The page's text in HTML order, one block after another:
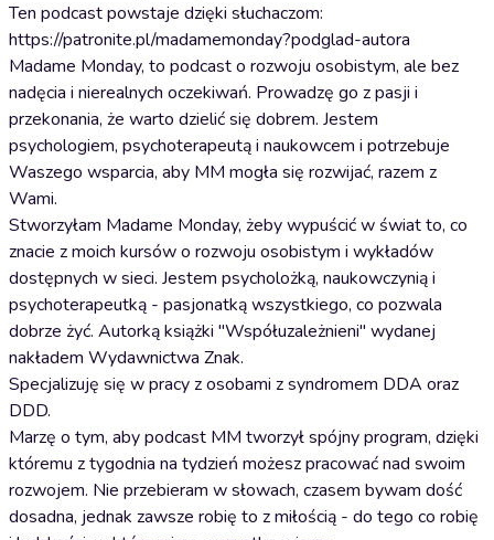
Ten podcast powstaje dzięki słuchaczom:
https://patronite.pl/madamemonday?podglad-autora
Madame Monday, to podcast o rozwoju osobistym, ale bez
nadęcia i nierealnych oczekiwań. Prowadzę go z pasji i
przekonania, że warto dzielić się dobrem. Jestem
psychologiem, psychoterapeutą i naukowcem i potrzebuje
Waszego wsparcia, aby MM mogła się rozwijać, razem z
Wami.
Stworzyłam Madame Monday, żeby wypuścić w świat to, co
znacie z moich kursów o rozwoju osobistym i wykładów
dostępnych w sieci. Jestem psycholożką, naukowczynią i
psychoterapeutką - pasjonatką wszystkiego, co pozwala
dobrze żyć. Autorką książki "Współuzależnieni" wydanej
nakładem Wydawnictwa Znak.
Specjalizuję się w pracy z osobami z syndromem DDA oraz
DDD.
Marzę o tym, aby podcast MM tworzył spójny program, dzięki
któremu z tygodnia na tydzień możesz pracować nad swoim
rozwojem. Nie przebieram w słowach, czasem bywam dość
dosadna, jednak zawsze robię to z miłością - do tego co robię